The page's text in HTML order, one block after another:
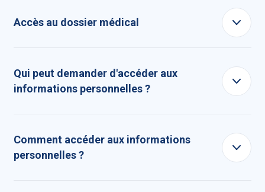
Accès au dossier médical
Qui peut demander d'accéder aux
informations personnelles ?
Comment accéder aux informations
personnelles ?